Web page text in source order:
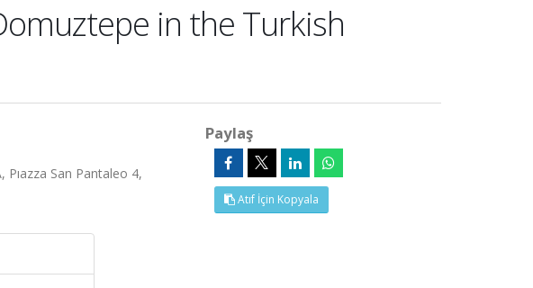
in the Turkish
San Pantaleo 4,
Paylaş
Atıf İçin Kopyala